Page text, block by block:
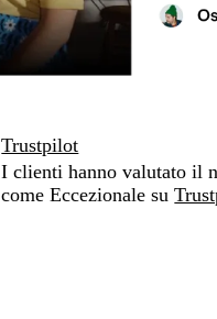
Trustpilot
I clienti hanno valutato il
come Eccezionale su